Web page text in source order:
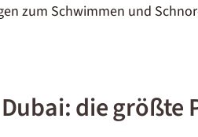
zum Schwimmen und
die größte